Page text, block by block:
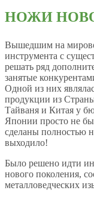
НОЖИ
Вышедшим на
инструмента с
решать ряд
занятые
Одной из них
продукции из
Тайваня и Китая у
Японии просто не
сделаны полностью
выходило!
Было решено идти
нового поколения,
металловедческих